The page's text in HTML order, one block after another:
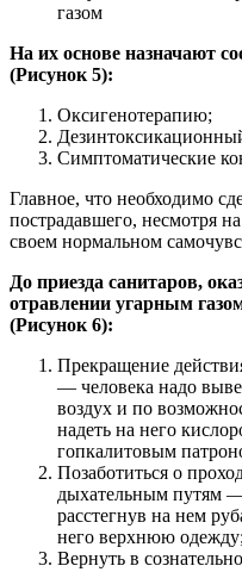
газом
На их основе назначают
(Рисунок 5):
Оксигенотерапию;
Симптоматические
Главное, что необходимо
пострадавшего, несмотря
своем нормальном
До приезда санитаров,
отравлении угарным
(Рисунок 6):
Прекращение
— человека надо
воздух и по
надеть на него
гопкалитовым
Позаботиться о
дыхательным путям
расстегнув на нем
него верхнюю одежду;
Вернуть в